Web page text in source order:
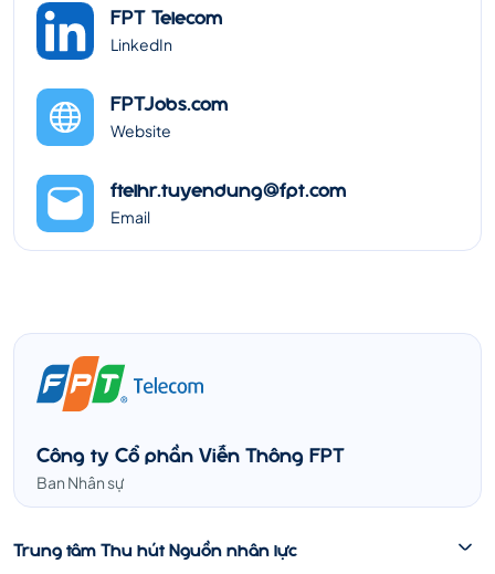
FPT Telecom
LinkedIn
FPTJobs.com
Website
ftelhr.tuyendung@fpt.com
Email
Công ty Cổ phần Viễn Thông FPT
Ban Nhân sự
Trung tâm Thu hút Nguồn nhân lực